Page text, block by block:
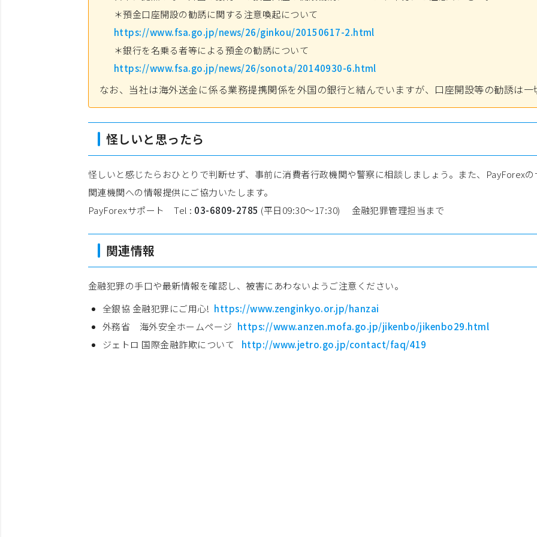
＊預金口座開設の勧誘に関する注意喚起について
https://www.fsa.go.jp/news/26/ginkou/20150617-2.html
＊銀行を名乗る者等による預金の勧誘について
https://www.fsa.go.jp/news/26/sonota/20140930-6.html
なお、当社は海外送金に係る業務提携関係を外国の銀行と結んでいますが、口座開設等の勧誘は
怪しいと思ったら
怪しいと感じたらおひとりで判断せず、事前に消費者行政機関や警察に相談しましょう。また、PayForex
関連機関への情報提供にご協力いたします。
PayForexサポート Tel : 03-6809-2785 (平日09:30～17:30) 金融犯罪管理担当まで
関連情報
金融犯罪の手口や最新情報を確認し、被害にあわないようご注意ください。
全銀協 金融犯罪にご用心! https://www.zenginkyo.or.jp/hanzai
外務省 海外安全ホームページ https://www.anzen.mofa.go.jp/jikenbo/jikenbo29.html
ジェトロ 国際金融詐欺について
http://www.jetro.go.jp/contact/faq/419